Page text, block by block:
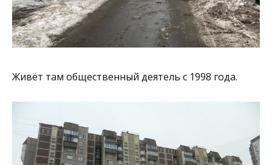
Живёт там общественный деятель с 1998 года.